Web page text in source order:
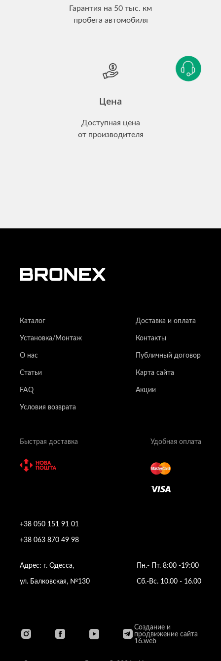
Гарантия на 50 тыс. км
пробега автомобиля
Цена
Доступная цена
от производителя
+38 050 151 91 01
+38 063 870 49 98
Пн.- Пт. 8:00 -19:00
Сб.-Вс. 10.00 - 16.00
Адрес: г. Одесса,
ул. Балковская, №130
Каталог Доставка и оплата
Установка/Монтаж Контакты
О нас Публичный договор
Статьи Карта сайта
FAQ Акции
Условия возврата
Быстрая доставка Удобная оплата
Создание и
продвижение сайта
16.web